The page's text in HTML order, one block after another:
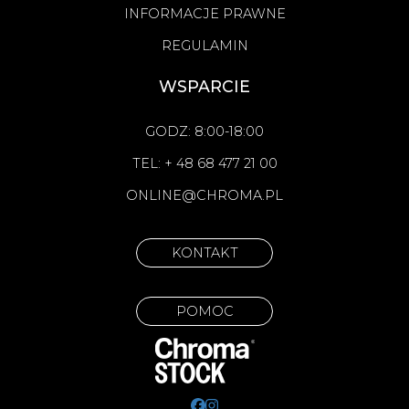
INFORMACJE PRAWNE
REGULAMIN
WSPARCIE
GODZ: 8:00-18:00
TEL: + 48 68 477 21 00
ONLINE@CHROMA.PL
KONTAKT
POMOC